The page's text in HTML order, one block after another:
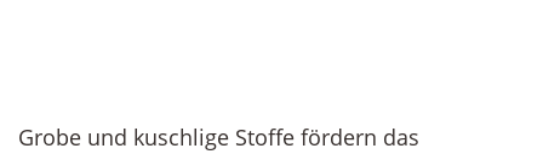
Grobe und kuschlige Stoffe fördern das